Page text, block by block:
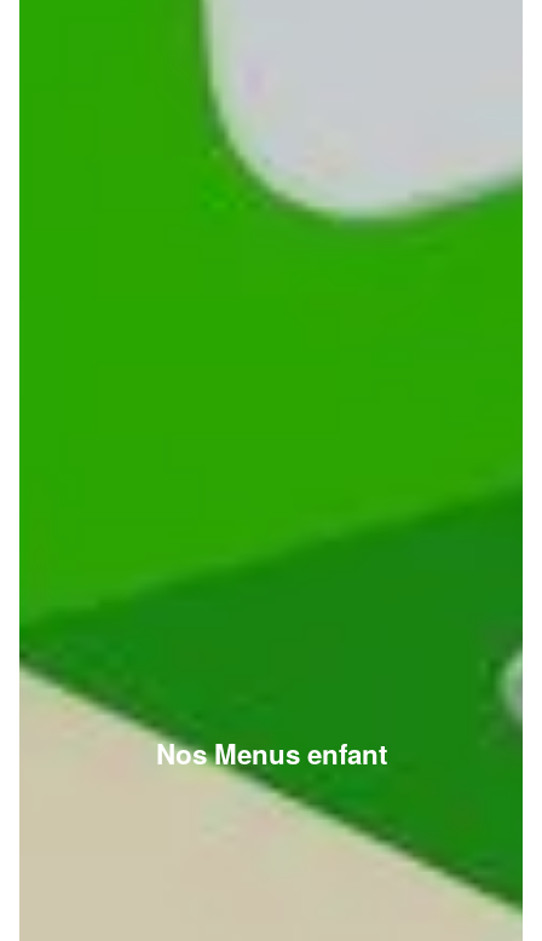
Nos Menus enfant